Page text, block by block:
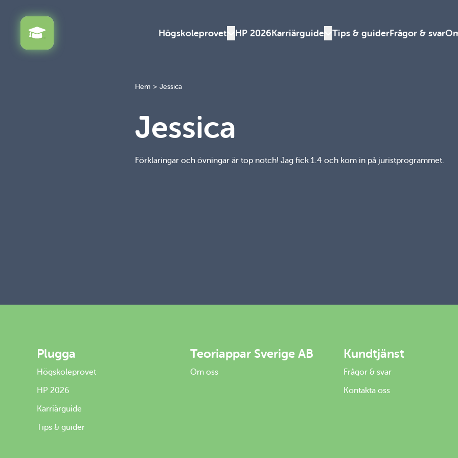
Högskoleprovet Växla denna rullgardinsmeny
HP 2026Karriärguide Växla denna rullgardinsmeny
Tips & guiderFrågor & svar
Hem > Jessica
Jessica
Förklaringar och övningar är top notch! Jag fick 1.4 och kom in på juristprogrammet.
Plugga
Högskoleprovet
HP 2026
Karriärguide
Tips & guider
Teoriappar Sverige AB
Om oss
Kundtjänst
Frågor & svar
Kontakta oss